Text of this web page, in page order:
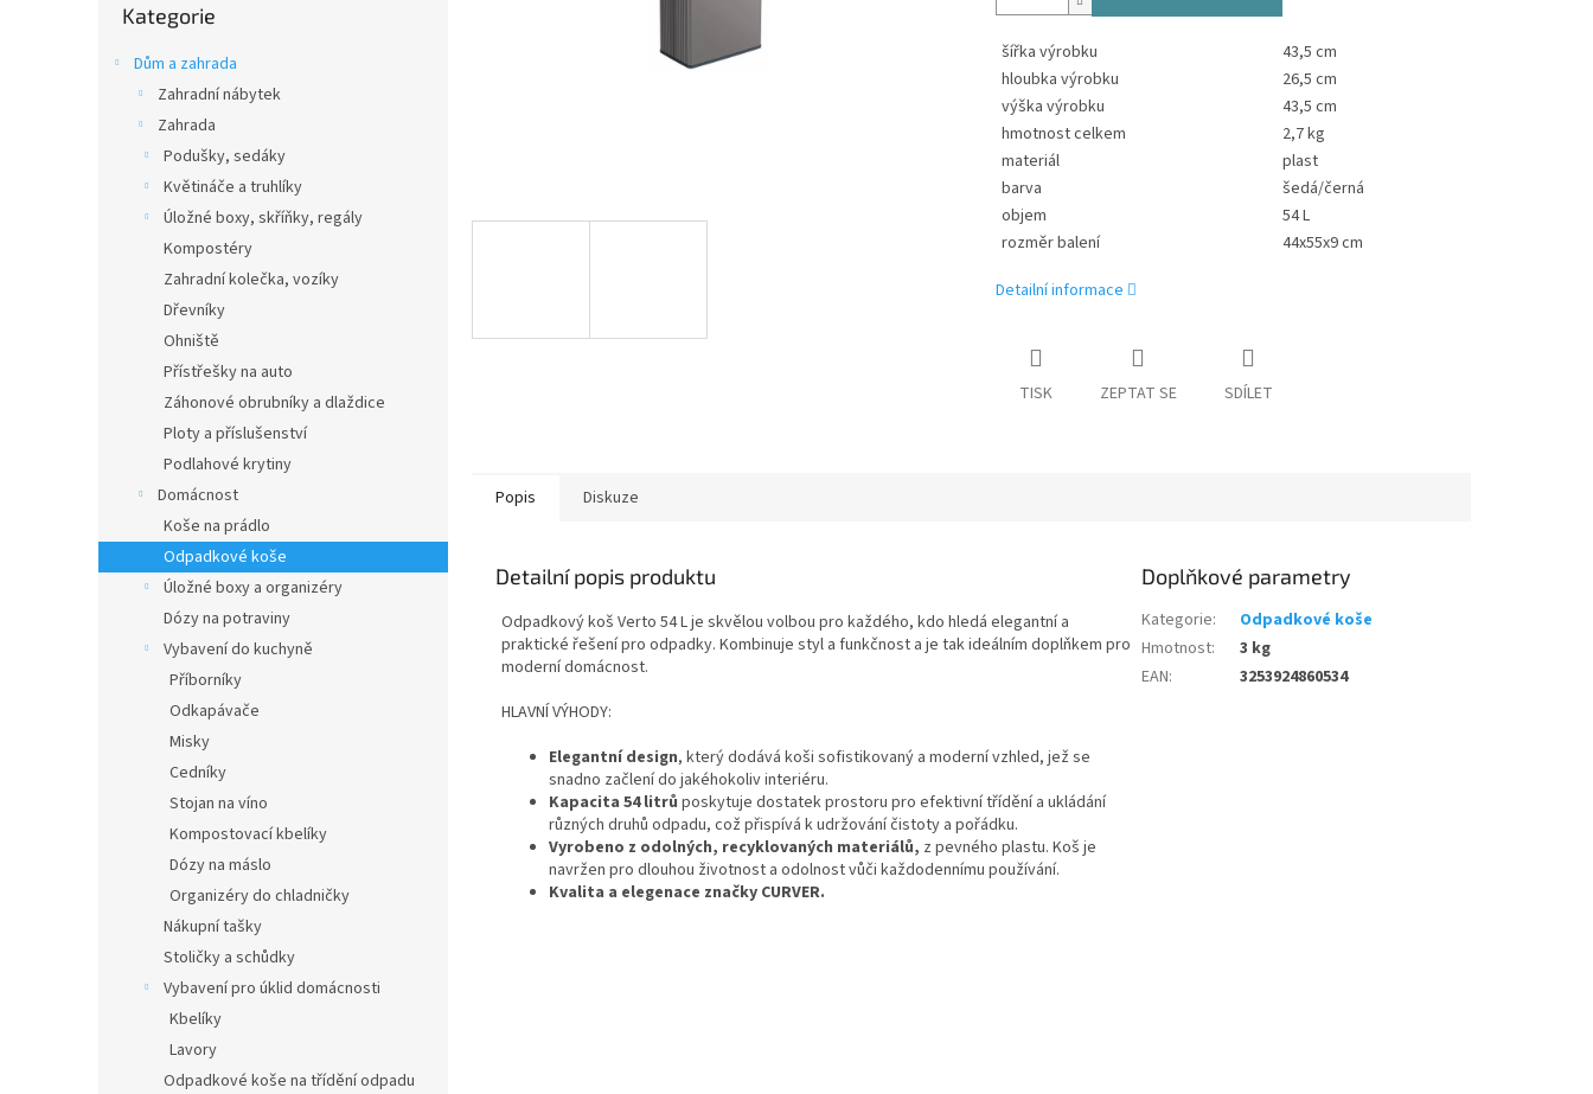
kategorie
Kategorie
Dům a zahrada
Zahradní nábytek
Zahrada
Podušky, sedáky
Květináče a truhlíky
Úložné boxy, skříňky, regály
Kompostéry
Zahradní kolečka, vozíky
Dřevníky
Ohniště
Přístřešky na auto
Záhonové obrubníky a dlaždice
Ploty a příslušenství
Podlahové krytiny
Domácnost
Koše na prádlo
Odpadkové koše
Úložné boxy a organizéry
Dózy na potraviny
Vybavení do kuchyně
Příborníky
Odkapávače
Misky
Cedníky
Stojan na víno
Kompostovací kbelíky
Dózy na máslo
Organizéry do chladničky
Nákupní tašky
Stoličky a schůdky
Vybavení pro úklid domácnosti
Kbelíky
Lavory
Odpadkové koše na třídění odpadu
šířka výrobku
43,5 cm
hloubka výrobku
26,5 cm
výška výrobku
43,5 cm
hmotnost celkem
2,7 kg
materiál
plast
barva
šedá/černá
objem
54 L
rozměr balení
44x55x9 cm
Detailní informace
TISK ZEPTAT SE SDÍLET
Popis Diskuze
Detailní popis produktu
Odpadkový koš Verto 54 L je skvělou volbou pro každého, kdo hledá elegantní a
praktické řešení pro odpadky. Kombinuje styl a funkčnost a je tak ideálním doplňkem pro
moderní domácnost.
HLAVNÍ VÝHODY:
Elegantní design, který dodává koši sofistikovaný a moderní vzhled, jež se
snadno začlení do jakéhokoliv interiéru.
Kapacita 54 litrů poskytuje dostatek prostoru pro efektivní třídění a ukládání
různých druhů odpadu, což přispívá k udržování čistoty a pořádku.
Vyrobeno z odolných, recyklovaných materiálů, z pevného plastu. Koš je
navržen pro dlouhou životnost a odolnost vůči každodennímu používání.
Kvalita a elegenace značky CURVER.
Doplňkové parametry
Kategorie:
Odpadkové koše
Hmotnost:
3 kg
EAN: 3253924860534